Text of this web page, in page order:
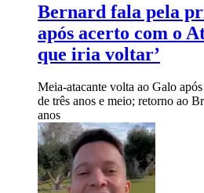
Bernard fala pela
após acerto com o
que iria voltar’
Meia-atacante volta ao Galo
de três anos e meio; retorno ao
anos